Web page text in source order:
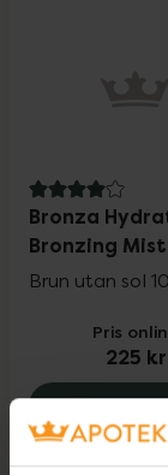
4 av 5 i
Bronza
Bronzing Mist
Brun utan sol
Pris
225 kr
Köp